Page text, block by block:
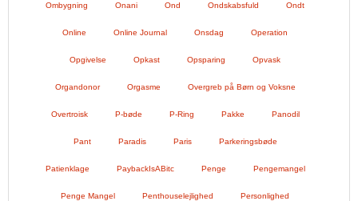
Ombygning Onani Ond Ondskabsfuld Ondt
Online Online Journal Onsdag Operation
Opgivelse Opkast Opsparing Opvask
Organdonor Orgasme Overgreb på Børn og Voksne
Overtroisk P-bøde P-Ring Pakke Panodil
Pant Paradis Paris Parkeringsbøde
Patienklage PaybackIsABitc Penge Pengemangel
Penge Mangel Penthouselejlighed Personlighed